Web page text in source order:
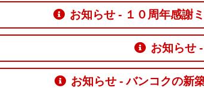
お知らせ - １０周年感謝
お知らせ
お知らせ - バンコクの新